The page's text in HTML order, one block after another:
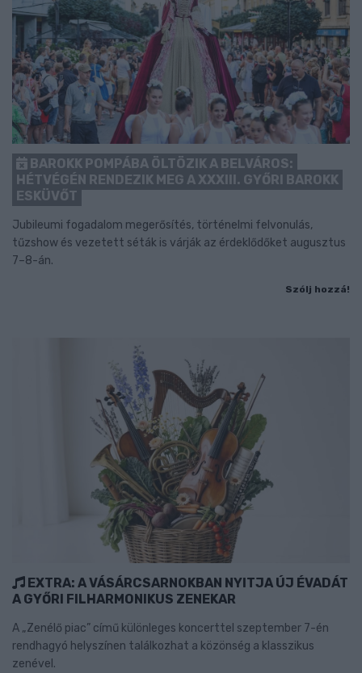
BAROKK POMPÁBA ÖLTÖZIK A BELVÁROS:
HÉTVÉGÉN RENDEZIK MEG A XXXIII. GYŐRI BAROKK
ESKÜVŐT
Jubileumi fogadalom megerősítés, történelmi felvonulás,
tűzshow és vezetett séták is várják az érdeklődőket augusztus
7–8-án.
Szólj hozzá!
EXTRA: A VÁSÁRCSARNOKBAN NYITJA ÚJ ÉVADÁT
A GYŐRI FILHARMONIKUS ZENEKAR
A „Zenélő piac” című különleges koncerttel szeptember 7-én
rendhagyó helyszínen találkozhat a közönség a klasszikus
zenével.